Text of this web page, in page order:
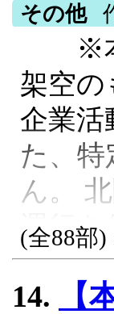
てくる
うも
結】や
いけま
い文
なっ
本当に
その他
※本
架空の
企業活
た、
ん。
運行を
赤字が
がら
(全88部)
14. 【本編